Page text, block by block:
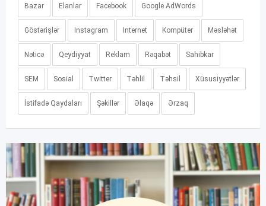
Bazar Elanlar Facebook Google AdWords
Göstərişlər Instagram Internet Kompüter Məsləhət
Nəticə Qeydiyyat Reklam Rəqabət Sahibkar
SEM Sosial Twitter Təhlil Təhsil Xüsusiyyətlər
İstifadə Qaydaları Şəkillər Əlaqə Ərzaq